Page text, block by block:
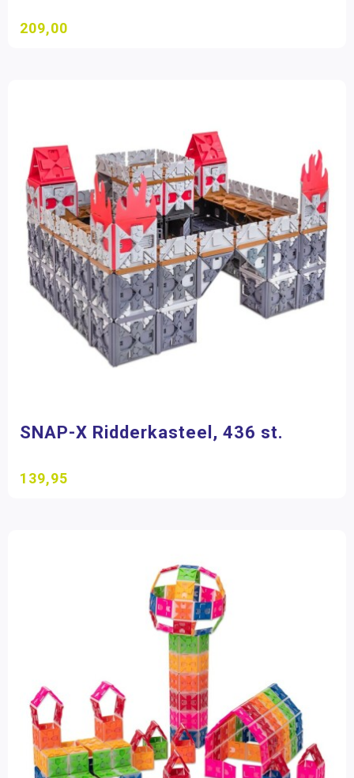
209,00
SNAP-X Ridderkasteel, 436 st.
139,95